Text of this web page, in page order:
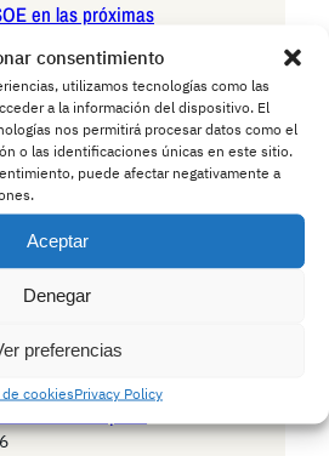
consentimiento
utilizamos tecnologías como las
a la información del dispositivo. El
nos permitirá procesar datos como el
o las identificaciones únicas en este sitio.
puede afectar negativamente a
Aceptar
Denegar
preferencias
cookiesPrivacy Policy
en las próximas
encrucijada existencial:
irrefutables para votar
elecciones
el umbral histórico: las
para votar
a los conductores:
ciervos borrachos que